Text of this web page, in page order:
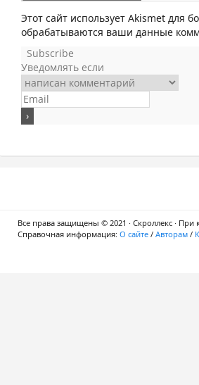
Этот сайт использует Akismet для
обрабатываются ваши данные
Subscribe
Уведомлять если
Все права защищены © 2021 · Скроллекс ·
Справочная информация: О сайте / Авторам /